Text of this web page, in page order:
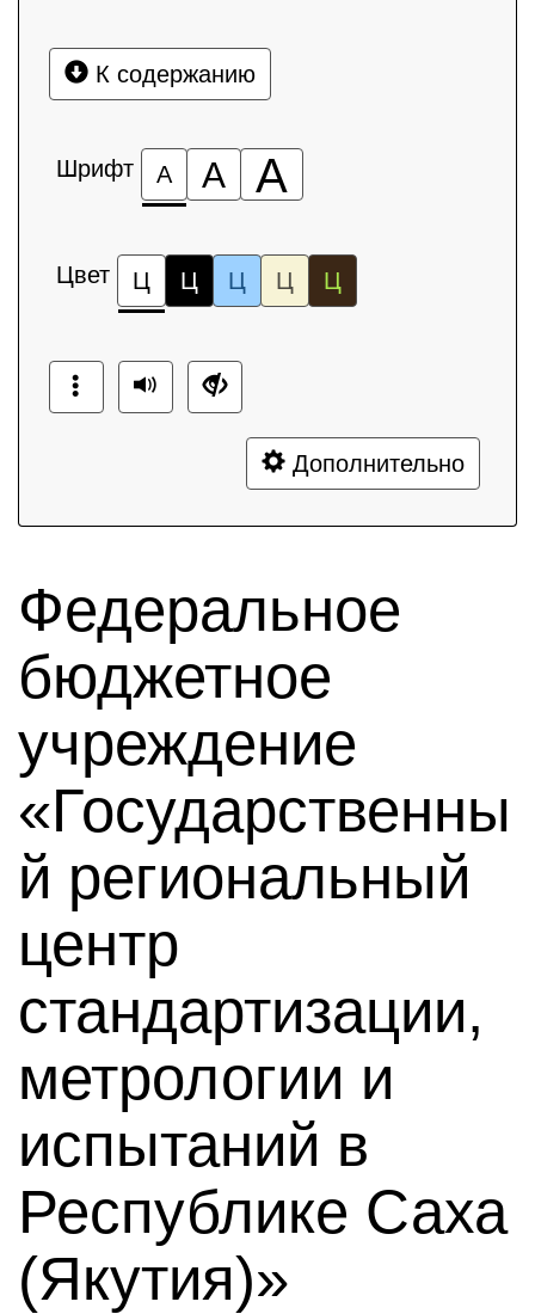
К содержанию
Шрифт А А А
Цвет Ц Ц Ц Ц Ц
Дополнительно
Федеральное
бюджетное
учреждение
«Государственны
й региональный
центр
стандартизации,
метрологии и
испытаний в
Республике Саха
(Якутия)»